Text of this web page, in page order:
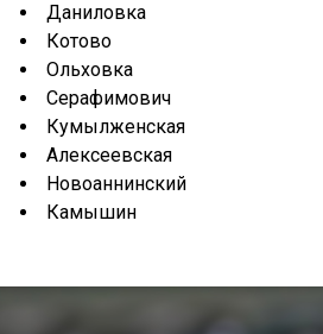
Даниловка
Котово
Ольховка
Серафимович
Кумылженская
Алексеевская
Новоаннинский
Камышин